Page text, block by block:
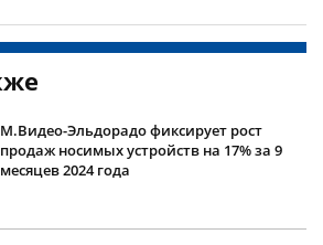
М.Видео-Эльдорадо фиксирует рост
продаж носимых устройств на 17% за 9
месяцев 2024 года